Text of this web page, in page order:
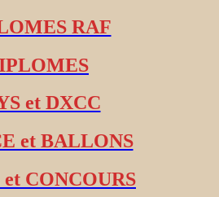
RAF
et DXCC
et BALLONS
et CONCOURS